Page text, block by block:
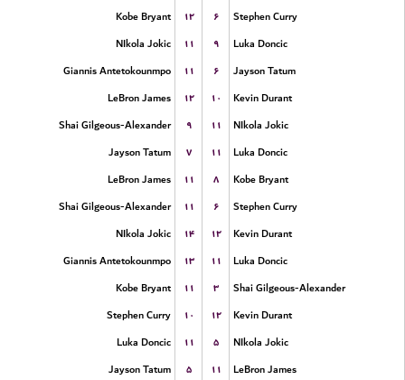
Kobe Bryant
۱۲ ۶
Stephen Curry
NIkola Jokic
۱۱ ۹
Luka Doncic
Giannis Antetokounmpo
۱۱ ۶
Jayson Tatum
LeBron James
۱۲ ۱۰
Kevin Durant
Shai Gilgeous-Alexander
۹ ۱۱
NIkola Jokic
Jayson Tatum
۷ ۱۱
Luka Doncic
LeBron James
۱۱ ۸
Kobe Bryant
Shai Gilgeous-Alexander
۱۱ ۶
Stephen Curry
NIkola Jokic
۱۴ ۱۲
Kevin Durant
Giannis Antetokounmpo
۱۳ ۱۱
Luka Doncic
Kobe Bryant
۱۱ ۳
Shai Gilgeous-Alexander
Stephen Curry
۱۰ ۱۲
Kevin Durant
Luka Doncic
۱۱ ۵
NIkola Jokic
Jayson Tatum
۵ ۱۱
LeBron James